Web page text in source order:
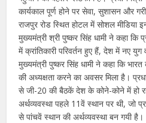
कार्यकाल पूर्ण होने पर सेवा, सुशासन और
राजपुर रोड स्थित होटल में सोशल मीडिया
मुख्यमंत्री श्री पुष्कर सिंह धामी ने कहा कि
में क्रांतिकारी परिवर्तन हुए हैं, देश में नए
मुख्यमंत्री पुष्कर सिंह धामी ने कहा कि
की अध्यक्षता करने का अवसर मिला है।
से जी-20 की बैठकें देश के कोने-कोने में हो
अर्थव्यवस्था पहले 11वें स्थान पर थी, जो
से पांचवें स्थान की अर्थव्यवस्था बन गयी है।